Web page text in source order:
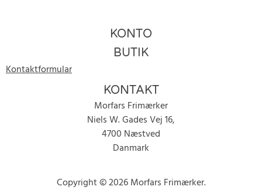
KONTO
BUTIK
Kontaktformular
KONTAKT
Morfars Frimærker
Niels W. Gades Vej 16,
4700 Næstved
Danmark
Copyright © 2026 Morfars Frimærker.